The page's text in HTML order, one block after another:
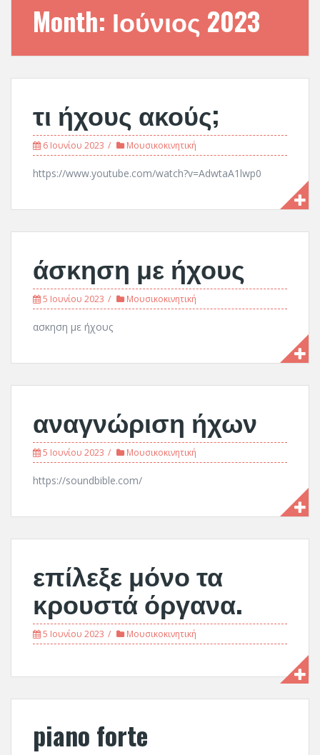
Month: Ιούνιος 2023
τι ήχους ακούς;
6 Ιουνίου 2023 Μουσικοκινητική
https://www.youtube.com/watch?v=AdwtaA1lwp0
άσκηση με ήχους
5 Ιουνίου 2023 Μουσικοκινητική
ασκηση με ήχους
αναγνώριση ήχων
5 Ιουνίου 2023 Μουσικοκινητική
https://soundbible.com/
επίλεξε μόνο τα
κρουστά όργανα.
5 Ιουνίου 2023 Μουσικοκινητική
piano forte